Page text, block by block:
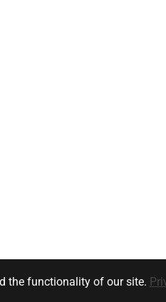
the functionality of our site.